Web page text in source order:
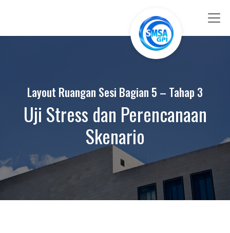
Layout Ruangan Sesi Bagian 5 – Tahap 3
Uji Stress dan Perencanaan
Skenario